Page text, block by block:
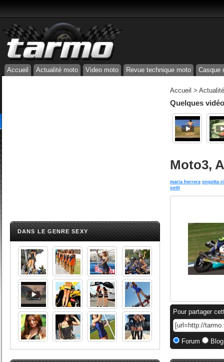
Accueil Actualité moto Video moto Revue technique moto Casque
DANS LE GENRE SEXY
Accueil >
Quelques
Moto3,
maria herrera ongetta
oettl
Pour partager
Forum